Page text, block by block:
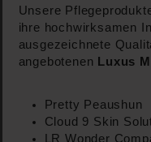
Unsere
ihre hochwirksamen
ausgezeichnete
angebotenen Luxus
Pretty Peaushun
Cloud 9 Skin
LR Wonder